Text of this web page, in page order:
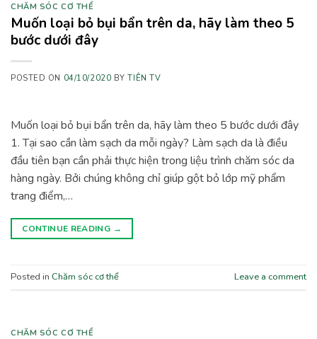
CHĂM SÓC CƠ THỂ
Muốn loại bỏ bụi bẩn trên da, hãy làm theo 5
bước dưới đây
POSTED ON 04/10/2020 BYTIÊN TV
Muốn loại bỏ bụi bẩn trên da, hãy làm theo 5 bước dưới đây
1. Tại sao cần làm sạch da mỗi ngày? Làm sạch da là điều
đầu tiên bạn cần phải thực hiện trong liệu trình chăm sóc da
hàng ngày. Bởi chúng không chỉ giúp gột bỏ lớp mỹ phẩm
trang điểm,…
CONTINUE READING →
Posted in Chăm sóc cơ thể Leave a comment
CHĂM SÓC CƠ THỂ